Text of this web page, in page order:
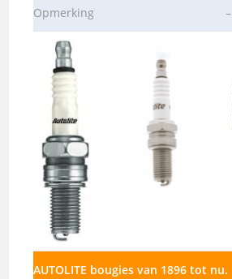
Opmerking –
AUTOLITE bougies van 1896 tot nu.